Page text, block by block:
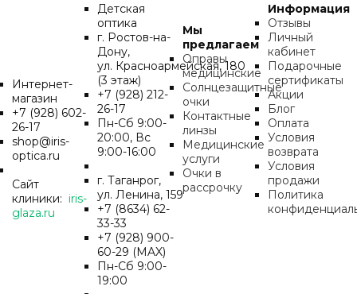
Интернет-
магазин
+7 (928) 602-
26-17
shop@iris-
optica.ru
Сайт
клиники: iris-
glaza.ru
Детская
оптика
г. Ростов-на-
Дону,
ул. Красноармейская, 180
(3 этаж)
+7 (928) 212-
26-17
Пн-Cб 9:00-
20:00, Вс
9:00-16:00
г. Таганрог,
ул. Ленина, 159
+7 (8634) 62-
33-33
+7 (928) 900-
60-29 (MAX)
Пн-Cб 9:00-
19:00
Мы
предлагаем
Оправы
медицинские
Солнцезащитные
очки
Контактные
линзы
Медицинские
услуги
Очки в
рассрочку
Информация
Отзывы
Личный
кабинет
Подарочные
сертификаты
Акции
Блог
Оплата
Условия
возврата
Условия
продажи
Политика